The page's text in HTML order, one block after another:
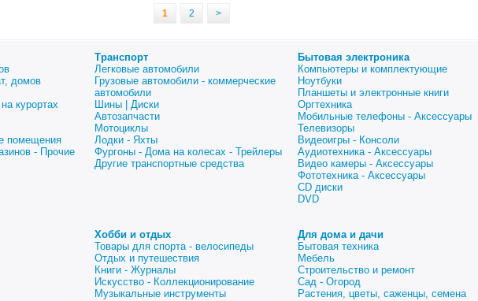
1 2 >
домов
курортах
помещения
- Прочие
Транспорт
Легковые автомобили
Грузовые автомобили - коммерческие
автомобили
Шины | Диски
Автозапчасти
Мотоциклы
Лодки - Яхты
Фургоны - Дома на колесах - Трейлеры
Другие транспортные средства
Бытовая электроника
Компьютеры и комплектующие
Ноутбуки
Планшеты и электронные книги
Оргтехника
Мобильные телефоны - Аксессуары
Телевизоры
Видеоигры - Консоли
Аудиотехника - Аксессуары
Видео камеры - Аксессуары
Фототехника - Аксессуары
CD диски
DVD
Хобби и отдых
Товары для спорта - велосипеды
Отдых и путешествия
Книги - Журналы
Искусство - Коллекционирование
Музыкальные инструменты
Для дома и дачи
Бытовая техника
Мебель
Строительство и ремонт
Сад - Огород
Растения, цветы, саженцы, семена